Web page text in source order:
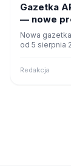
Gazetka
— nowe
Sprawdź
Nowa
od 5 sierpnia
Redakcja